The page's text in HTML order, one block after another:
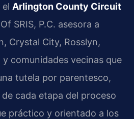
Arlington County Circuit
SRIS, P.C. asesora a
Crystal City, Rosslyn,
comunidades vecinas que
tutela por parentesco,
cada etapa del proceso
práctico y orientado a los